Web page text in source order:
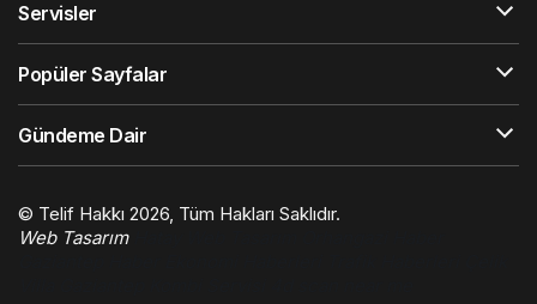
Servisler
Popüler Sayfalar
Gündeme Dair
© Telif Hakkı 2026, Tüm Hakları Saklıdır.
Web Tasarım